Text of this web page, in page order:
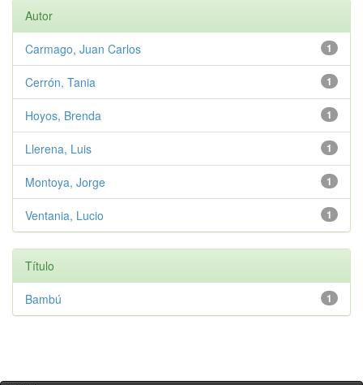
Autor
1
Carmago, Juan Carlos
1
Cerrón, Tania
1
Hoyos, Brenda
1
Llerena, Luis
1
Montoya, Jorge
1
Ventania, Lucio
Título
1
Bambú